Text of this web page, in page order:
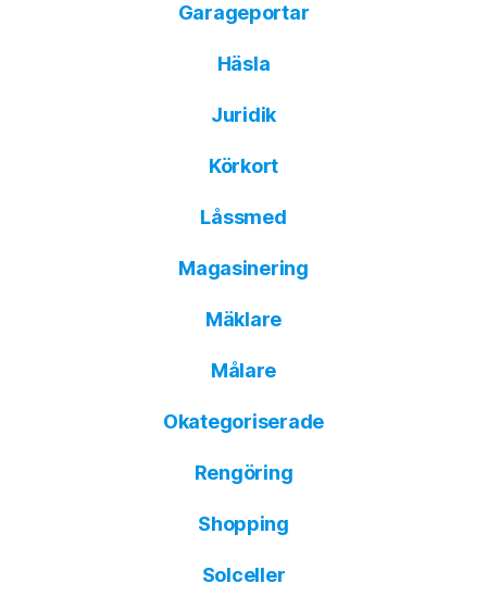
Garageportar
Häsla
Juridik
Körkort
Låssmed
Magasinering
Mäklare
Målare
Okategoriserade
Rengöring
Shopping
Solceller